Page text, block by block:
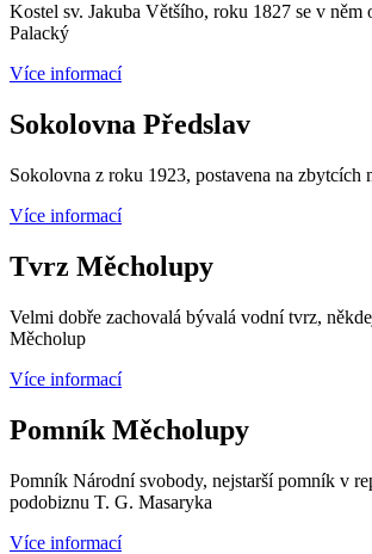
Kostel sv. Jakuba Většího, roku 1827 se v něm
Palacký
Více informací
Sokolovna Předslav
Sokolovna z roku 1923, postavena na zbytcích
Více informací
Tvrz Měcholupy
Velmi dobře zachovalá bývalá vodní tvrz,
Měcholup
Více informací
Pomník Měcholupy
Pomník Národní svobody, nejstarší pomník v
podobiznu T. G. Masaryka
Více informací